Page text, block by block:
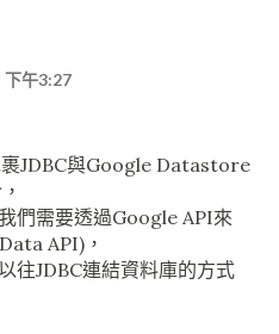
下午3:27
JDBC與Google Datastore
們需要透過Google API來
API)，
往JDBC連結資料庫的方式